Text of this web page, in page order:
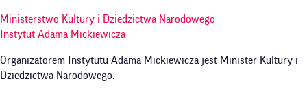
Ministerstwo Kultury i Dziedzictwa Narodowego
Instytut Adama Mickiewicza
Organizatorem Instytutu Adama Mickiewicza jest Minister Kultury i
Dziedzictwa Narodowego.